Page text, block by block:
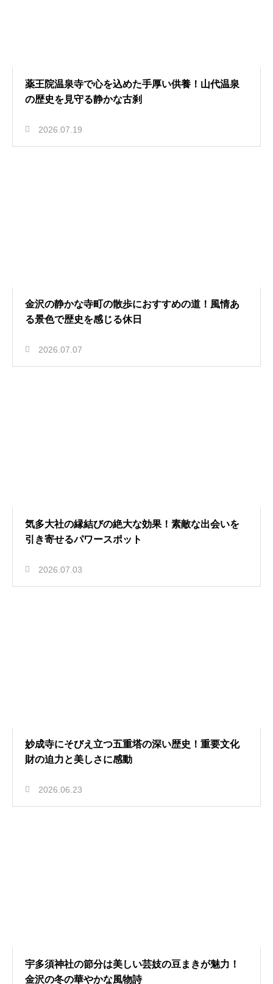
薬王院温泉寺で心を込めた手厚い供養！山代温泉
の歴史を見守る静かな古刹
2026.07.19
金沢の静かな寺町の散歩におすすめの道！風情あ
る景色で歴史を感じる休日
2026.07.07
気多大社の縁結びの絶大な効果！素敵な出会いを
引き寄せるパワースポット
2026.07.03
妙成寺にそびえ立つ五重塔の深い歴史！重要文化
財の迫力と美しさに感動
2026.06.23
宇多須神社の節分は美しい芸妓の豆まきが魅力！
金沢の冬の華やかな風物詩